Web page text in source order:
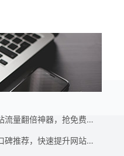
免费SEO优化，网站流量翻倍神器，抢免费名额！
搜狗关键词优化，口碑推荐，快速提升网站流量神器！